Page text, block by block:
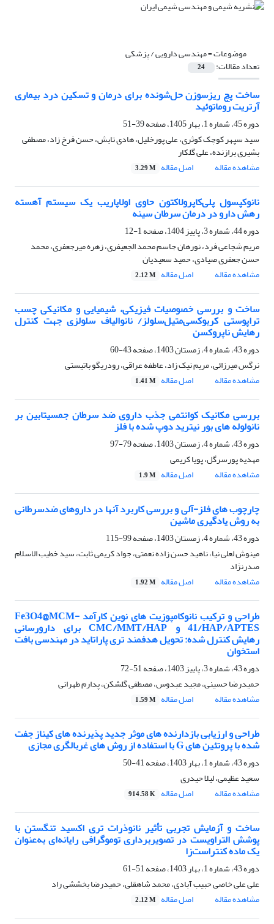
موضوعات =مهندسی دارویی / پزشکی
تعداد مقالات: 24
ساخت پچ ریزسوزن‌ حل‌شونده برای درمان و تسکین درد بیماری
آرتریت روماتوئید
دوره 45، شماره 1، بهار 1405، صفحه
39-51
سید سپهر کوچک کوثری، علی پورخلیل، هادی تابش، حسن فرخ زاد، مصطفی
بشیری برازنده، علی گلکار
مشاهده مقاله
اصل مقاله 3.29 M
نانوکپسول پلی‌کاپرولاکتون حاوی اولاپاریب یک سیستم آهسته
رهش دارو در درمان سرطان سینه
دوره 44، شماره 3، پاییز 1404، صفحه
1-12
مریم شجاعی فرد، نورهان جاسم محمد الجعیفری، زهره میرجعفری، محمد
حسن جعفری صیادی، حمید سعیدیان
مشاهده مقاله
اصل مقاله 2.12 M
ساخت و بررسی خصوصیات فیزیکی، شیمیایی و مکانیکی چسب
تراپوستی کربوکسی‌متیل‌‌سلولز/ نانوالیاف سلولزی جهت کنترل
رهایش ناپروکسن
دوره 43، شماره 4، زمستان 1403، صفحه
43-60
نرگس میرزائی، مریم نیک زاد، عاطفه عراقی، رودریگو باتیستی
مشاهده مقاله
اصل مقاله 1.41 M
بررسی مکانیک کوانتمی جذب داروی ضد سرطان جمسیتابین بر
نانولوله های بور نیترید دوپ شده با فلز
دوره 43، شماره 4، زمستان 1403، صفحه
79-97
مهدیه پورسرگل، پویا کریمی
مشاهده مقاله
اصل مقاله 1.9 M
چارچوب های فلز-آلی و بررسی کاربرد آنها در داروهای ضدسرطانی
به روش یادگیری ماشین
دوره 43، شماره 4، زمستان 1403، صفحه
99-115
مینوش لعلی نیا، ناهید حسن زاده نعمتی، جواد کریمی ثابت، سید خطیب الاسلام
صدرنژاد
مشاهده مقاله
اصل مقاله 1.92 M
طراحی و ترکیب نانوکامپوزیت های نوین کارآمد Fe3O4@MCM-
41/HAP/APTES و CMC/MMT/HAP برای دارورسانی
رهایش کنترل شده: تحویل هدفمند تری پاراتاید در مهندسی بافت
استخوان
دوره 43، شماره 3، پاییز 1403، صفحه
51-72
حمیدرضا حسینی، مجید عبدوس، مصطفی گلشکن، پدارم طهرانی
مشاهده مقاله
اصل مقاله 1.59 M
طراحی و ارزیابی بازدارنده های موثر جدید پذیرنده های کیناز جفت
شده با پروتئین های G با استفاده از روش های غربالگری مجازی
دوره 43، شماره 1، بهار 1403، صفحه
41-50
سعید عظیمی، لیلا حیدری
مشاهده مقاله
اصل مقاله 914.58 K
ساخت و آزمایش تجربی تأثیر نانوذرات تری اکسید تنگستن با
پوشش التراویست در تصویربرداری توموگرافی رایانه‌ای به‌عنوان
یک ماده کنتراست‌زا
دوره 43، شماره 1، بهار 1403، صفحه
51-61
علی علی خاصی حبیب آبادی، محمد شاهقلی، حمیدرضا بخششی راد
مشاهده مقاله
اصل مقاله 2.12 M